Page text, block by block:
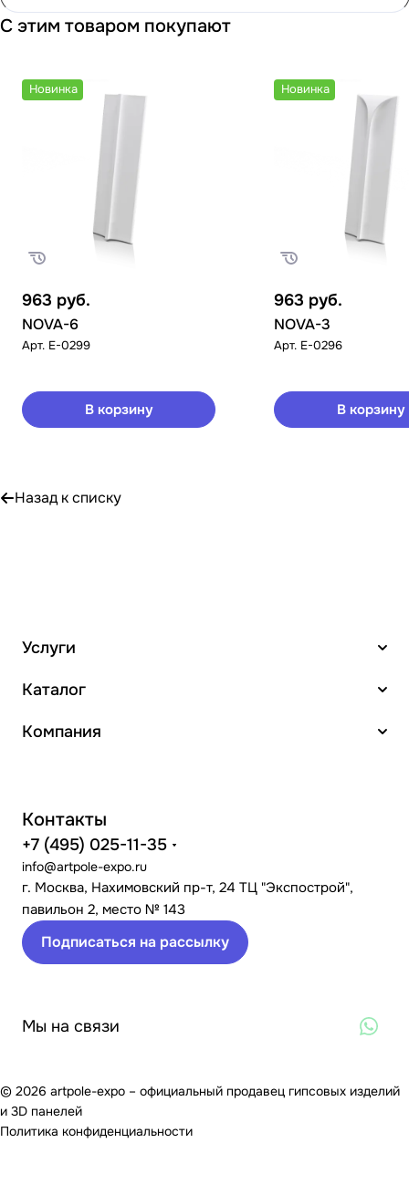
С этим товаром покупают
Новинка
963 руб.
NOVA-6
Арт. E-0299
В корзину
Новинка
963 руб.
NOVA-3
Арт. E-0296
В корзину
Назад к списку
Услуги
Каталог
Компания
Контакты
+7 (495) 025-11-35
info@artpole-expo.ru
г. Москва, Нахимовский пр-т, 24 ТЦ "Экспострой",
павильон 2, место № 143
Подписаться на рассылку
Мы на связи
© 2026 artpole-expo – официальный продавец гипсовых изделий
и 3D панелей
Политика конфиденциальности